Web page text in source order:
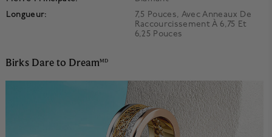
Longueur:
7,5 Pouces, Avec Anneaux De
Raccourcissement À 6,75 Et
6,25 Pouces
Birks Dare to DreamMD